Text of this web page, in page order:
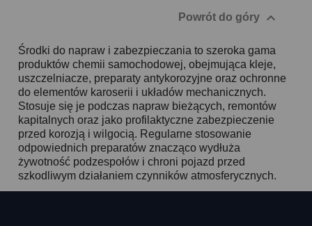
Powrót do góry 
Środki do napraw i zabezpieczania to szeroka gama
produktów chemii samochodowej, obejmująca kleje,
uszczelniacze, preparaty antykorozyjne oraz ochronne
do elementów karoserii i układów mechanicznych.
Stosuje się je podczas napraw bieżących, remontów
kapitalnych oraz jako profilaktyczne zabezpieczenie
przed korozją i wilgocią. Regularne stosowanie
odpowiednich preparatów znacząco wydłuża
żywotność podzespołów i chroni pojazd przed
szkodliwym działaniem czynników atmosferycznych.